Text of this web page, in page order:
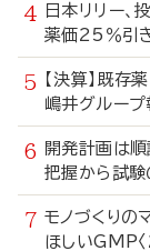
日本リリー
薬価25％引
【決算】既存
嶋井グルー
開発計画は
把握から試験
モノづくり
ほしいGMP〈